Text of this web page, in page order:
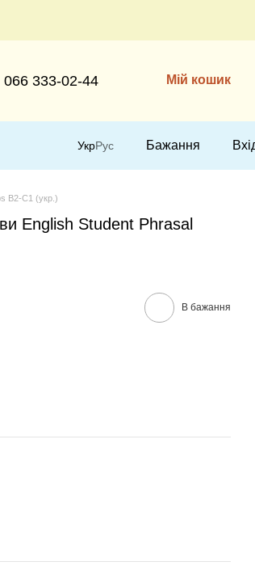
066 333-02-44 Мій кошик
УкрРус Бажання
В2-С1 (укр.)
English Student Phrasal
В бажання